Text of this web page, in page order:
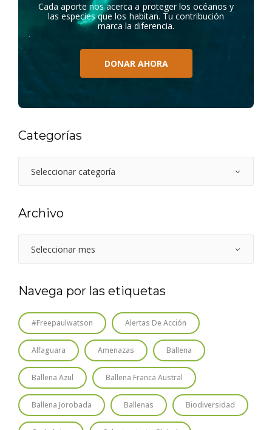
Cada aporte nos acerca a proteger los océanos y
las especies que los habitan. Tu contribución
marca la diferencia.
DONAR AHORA
Categorías
Archivo
Navega por las etiquetas
#freepaulwatson Alertas De Acción
Alfaguara Amenazas Ballena
Ballena Azul Ballena Franca Austral
Ballena Jorobada Ballenas Biodiversidad